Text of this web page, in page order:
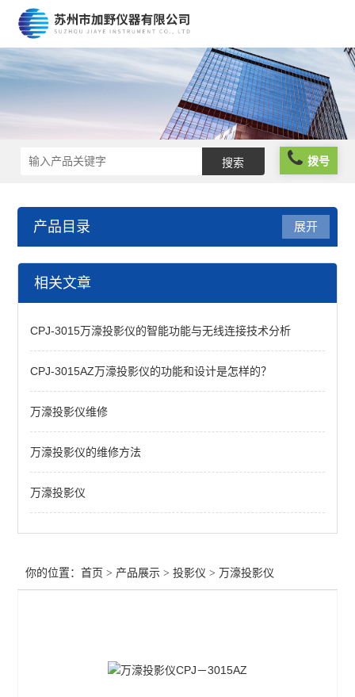
拨号
产品目录
投影仪
新天投影仪
CPJ-3015
投影仪配件
展开
相关文章
CPJ-3015万濠投影仪的智能功能与无线连接技术分析
CPJ-3015AZ万濠投影仪的功能和设计是怎样的？
万濠投影仪维修
万濠投影仪的维修方法
万濠投影仪
你的位置：首页 > 产品展示 >投影仪 > 万濠投影仪